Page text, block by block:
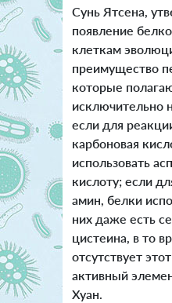
Сунь Ятсена,
появление
клеткам
преимущество
которые
исключительно
если для
карбоновая
использовать
кислоту; если
амин, белки
них даже есть
цистеина, в то
отсутствует
активный
Хуан.